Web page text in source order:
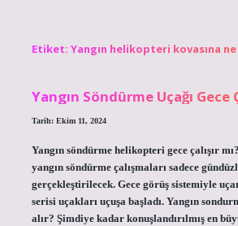
Etiket: Yangın helikopteri kovasına
Yangın Söndürme Uçağı Gece
Tarih: Ekim 11, 2024
Yangın söndürme helikopteri gece çalışır
yangın söndürme çalışmaları sadece
gerçekleştirilecek. Gece görüş sistemiyle
serisi uçakları uçuşa başladı. Yangın
alır? Şimdiye kadar konuşlandırılmış en